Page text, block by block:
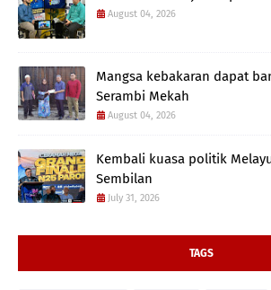
August 04, 2026
Mangsa kebakaran dapat
Serambi Mekah
August 04, 2026
Kembali kuasa politik
Sembilan
July 31, 2026
TAGS